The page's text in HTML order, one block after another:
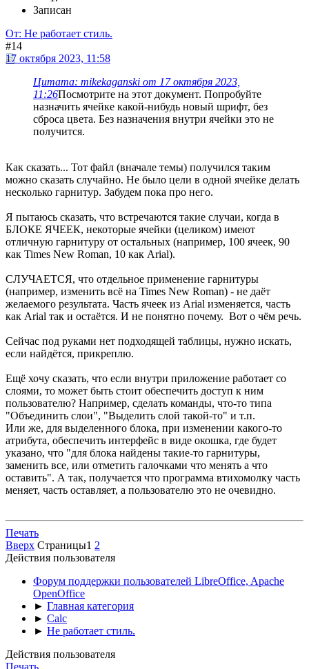
Записан
От: Не работает стиль.
#14
17 октября 2023, 11:58
Цитата: mikekaganski от 17 октября 2023,
11:26Посмотрите на этот документ. Попробуйте
назначить ячейке какой-нибудь новый шрифт, без
сброса цвета. Без назначения внутри ячейки это не
получится.
Как сказать... Тот файл (вначале темы) получился таким
можно сказать случайно. Не было цели в одной ячейке делать
несколько гарнитур. Забудем пока про него.
Я пытаюсь сказать, что встречаются такие случаи, когда в
БЛОКЕ ЯЧЕЕК, некоторые ячейки (целиком) имеют
отличную гарнитуру от остальных (например, 100 ячеек, 90
как Times New Roman, 10 как Arial).
СЛУЧАЕТСЯ, что отдельное применение гарнитуры
(например, изменить всё на Times New Roman) - не даёт
желаемого результата. Часть ячеек из Arial изменяется, часть
как Arial так и остаётся. И не понятно почему. Вот о чём речь.
Сейчас под руками нет подходящей таблицы, нужно искать,
если найдётся, прикреплю.
Ещё хочу сказать, что если внутри приложение работает со
слоями, то может быть стоит обеспечить доступ к ним
пользователю? Например, сделать команды, что-то типа
"Объединить слои", "Выделить слой такой-то" и т.п.
Или же, для выделенного блока, при изменении какого-то
атрибута, обеспечить интерфейс в виде окошка, где будет
указано, что "для блока найдены такие-то гарнитуры,
заменить все, или отметить галочками что менять а что
оставить". А так, получается что программа втихомолку часть
меняет, часть оставляет, а пользователю это не очевидно.
Печать
Вверх Страницы1 2
Действия пользователя
Форум поддержки пользователей LibreOffice, Apache
OpenOffice
► Главная категория
► Calc
► Не работает стиль.
Действия пользователя